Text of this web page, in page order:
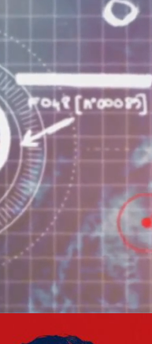
أفلام سياسية
ماسك.. شهوة السلطة